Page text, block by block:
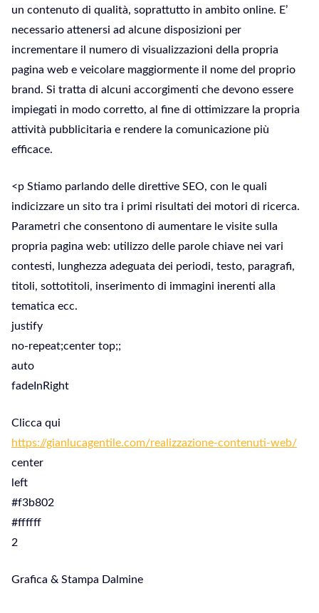
un contenuto di qualità, soprattutto in ambito online. E’
necessario attenersi ad alcune disposizioni per
incrementare il numero di visualizzazioni della propria
pagina web e veicolare maggiormente il nome del proprio
brand. Si tratta di alcuni accorgimenti che devono essere
impiegati in modo corretto, al fine di ottimizzare la propria
attività pubblicitaria e rendere la comunicazione più
efficace.
<p Stiamo parlando delle direttive SEO, con le quali
indicizzare un sito tra i primi risultati dei motori di ricerca.
Parametri che consentono di aumentare le visite sulla
propria pagina web: utilizzo delle parole chiave nei vari
contesti, lunghezza adeguata dei periodi, testo, paragrafi,
titoli, sottotitoli, inserimento di immagini inerenti alla
tematica ecc.
justify
no-repeat;center top;;
auto
fadeInRight
Clicca qui
https://gianlucagentile.com/realizzazione-contenuti-web/
center
left
#f3b802
#ffffff
2
Grafica & Stampa Dalmine